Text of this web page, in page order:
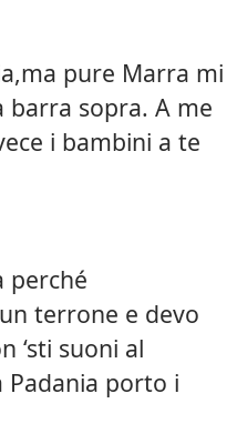
pure Marra mi
barra sopra. A me
i bambini a te
perché
terrone e devo
‘sti suoni al
porto i